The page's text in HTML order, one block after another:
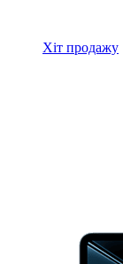
Хіт продажу